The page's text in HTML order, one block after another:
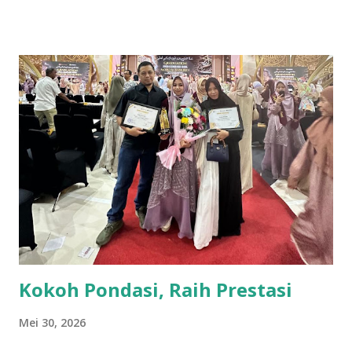
naungan DPD Hidayatullah diantaranya, YPI Al-Fattah,
Ma'had Hidayatullah Kota Batu (Mahaba) dan MI Alam
Luqmanul Hakim (Millah). Hadir pula pada kegiatan ini
Anggota Murabbi Wilayah Hidayatullah Jawa Timur yang
diwikili oleh Ustadz Baihaqi Abdullah Wahib, LC dan
Pengurus Wilayah Hidayatullah Jawa Timur Ustadz Abdullah
Ridho A. Adapun tema yang diangkat pada Musda ke IV kali
ini adalah "Meneguhkan Jatidiri, Menumbuhkan Kemandirian
& Menebar Kebermanfa'atan...
Kokoh Pondasi, Raih Prestasi
Mei 30, 2026